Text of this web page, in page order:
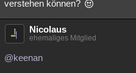
verstehen können?
Nicolaus
ehemaliges Mitglied
@keenan